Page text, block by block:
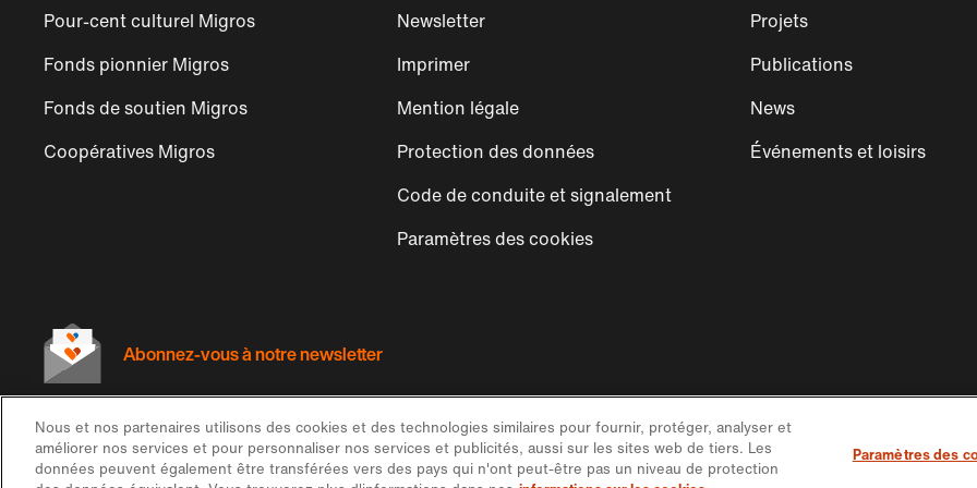
Pour-cent culturel Migros
Fonds pionnier Migros
Fonds de soutien Migros
Coopératives Migros
Newsletter
Imprimer
Mention légale
Protection des données
Code de conduite et signalement
Paramètres des cookies
Projets
Publications
News
Événements et loisirs
Abonnez-vous à notre newsletter
© 2026 La Fédération des coopératives Migros
Nous et nos partenaires utilisons des cookies et des technologies similaires pour fournir, protéger, analyser et
améliorer nos services et pour personnaliser nos services et publicités, aussi sur les sites web de tiers. Les
données peuvent également être transférées vers des pays qui n'ont peut-être pas un niveau de protection
Paramètres des